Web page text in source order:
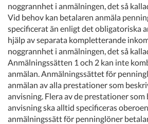
noggrannhet i anmälningen, det så
Vid behov kan betalaren anmäla
specificerat än enligt det obligatoriska
hjälp av separata kompletterande
noggrannhet i anmälningen, det så
Anmälningssätten 1 och 2 kan inte
anmälan. Anmälningssättet för
anmälan av alla prestationer som
anvisning. Flera av de prestationer som
anvisning ska alltid specificeras
anmälningssätt för penninglöner